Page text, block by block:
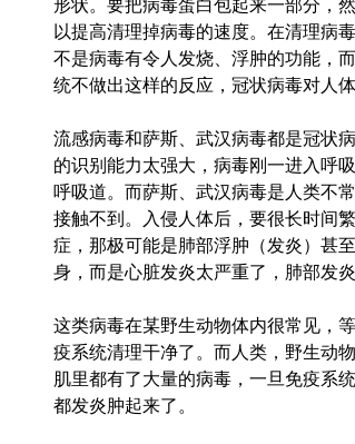
以提高清理掉病毒的速度。在清理病
不是病毒有令人发烧、浮肿的功能，
统不做出这样的反应，冠状病毒对人体
流感病毒和萨斯、武汉病毒都是冠状
的识别能力太强大，病毒刚一进入呼
呼吸道。而萨斯、武汉病毒是人类不
接触不到。入侵人体后，要很长时间
症，那极可能是肺部浮肿（发炎）甚
身，而是心脏发炎太严重了，肺部发
这类病毒在某野生动物体内很常见，
疫系统清理干净了。而人类，野生动
肌里都有了大量的病毒，一旦免疫系
都发炎肿起来了。